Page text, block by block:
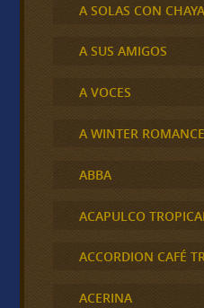
A SOLAS CON
A SUS AMIGOS
A VOCES
A WINTER ROMANCE
ABBA
ACAPULCO TROPICAL
ACCORDION CAFÉ
ACERINA